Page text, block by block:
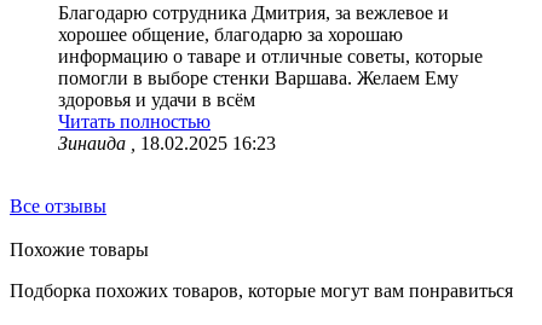
Благодарю сотрудника Дмитрия, за вежлевое и
хорошее общение, благодарю за хорошаю
информацию о таваре и отличные советы, которые
помогли в выборе стенки Варшава. Желаем Ему
здоровья и удачи в всём
Читать полностью
Зинаида ,
18.02.2025 16:23
Все отзывы
Похожие товары
Подборка похожих товаров, которые могут вам понравиться